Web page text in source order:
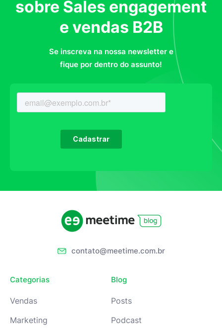
sobre Sales engagement
e vendas B2B
Se inscreva na nossa newsletter e
fique por dentro do assunto!
contato@meetime.com.br
Categorias
Vendas
Marketing
Blog
Posts
Podcast